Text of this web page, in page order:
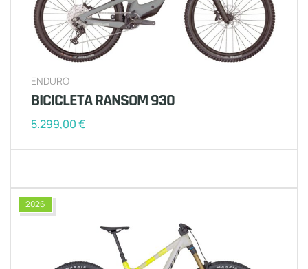
ENDURO
BICICLETA RANSOM 930
5.299,00€
2026